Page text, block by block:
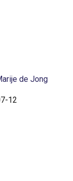
de Jong
12